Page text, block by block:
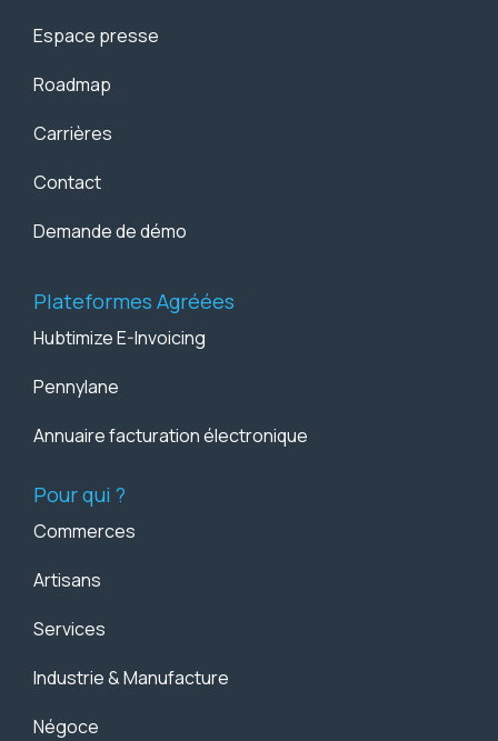
Espace presse
Roadmap
Carrières
Contact
Demande de démo
Plateformes Agréées
Hubtimize E-Invoicing
Pennylane
Annuaire facturation électronique
Pour qui ?
Commerces
Artisans
Services
Industrie & Manufacture
Négoce